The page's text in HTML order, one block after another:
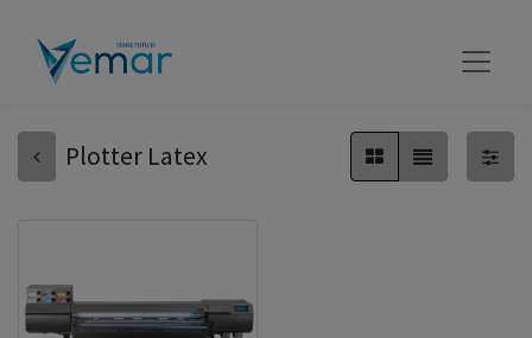
Plotter Latex